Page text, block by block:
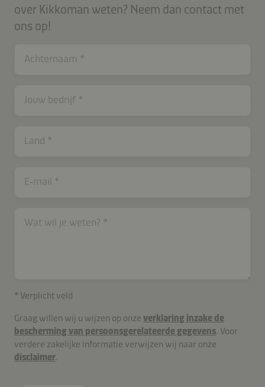
over Kikkoman weten? Neem dan contact met
ons op!
Achternaam
Jouw bedrijf
Land
E‑mail
Wat wil je weten?
* Verplicht veld
Graag willen wij u wijzen op onze verklaring inzake de
bescherming van persoonsgerelateerde gegevens. Voor
verdere zakelijke informatie verwijzen wij naar onze
disclaimer.